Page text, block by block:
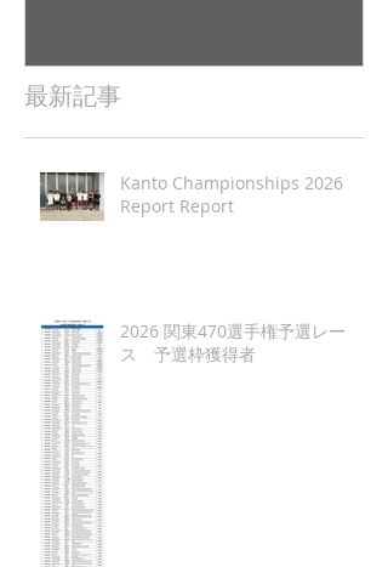
最新記事
Kanto Championships 2026
Report Report
2026 関東470選手権予選レー
ス 予選枠獲得者